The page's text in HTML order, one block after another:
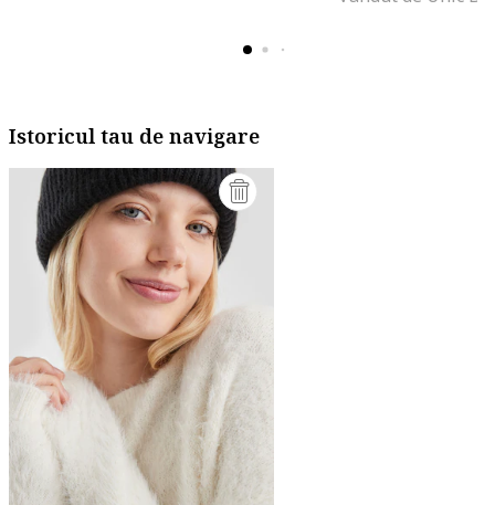
Istoricul tau de navigare